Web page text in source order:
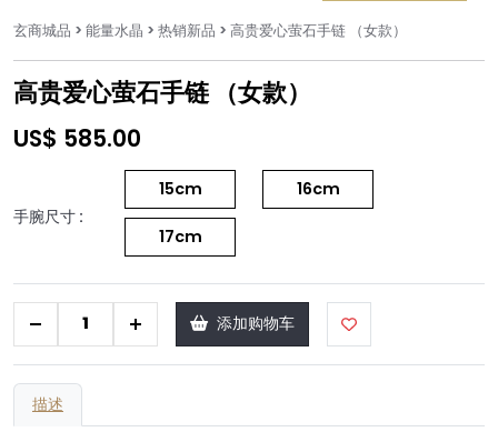
玄商城品 > 能量水晶 > 热销新品 > 高贵爱心萤石手链 （女款）
高贵爱心萤石手链 （女款）
US$ 585.00
手腕尺寸 :
15cm 16cm
17cm
+ 添加购物车
描述